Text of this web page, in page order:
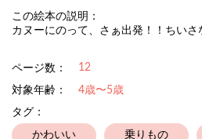
この絵本の説明：
カヌーにのって、さぁ出発！！ちいさ
ページ数： 12
対象年齢：
4歳〜5歳
タグ：
かわいい 乗りもの